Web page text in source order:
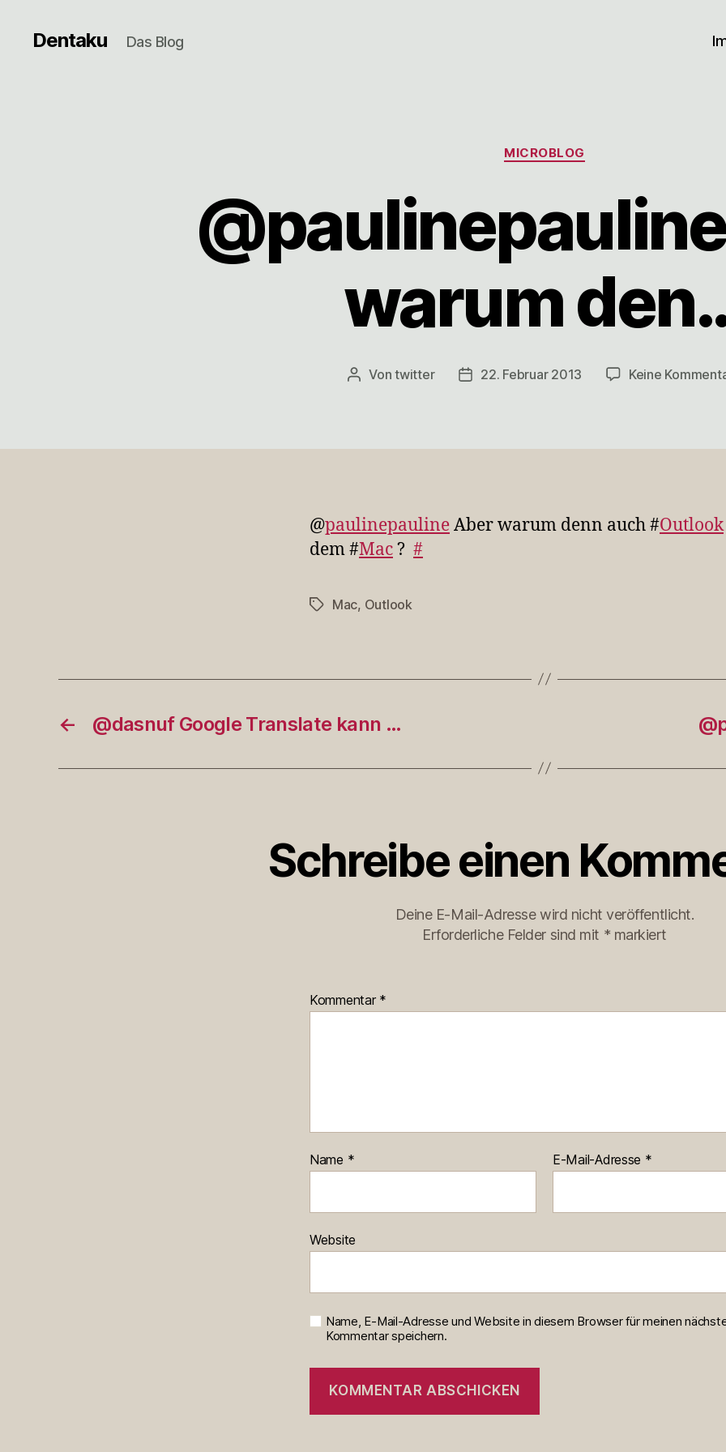
Dentaku Das Blog
Kategorien
MICROBLOG
warum
Beitragsautor
Vontwitter Veröffentlichungsdatum
22. Februar 2013 Keine
@paulinepaulineAber warum denn auch #Outlook
dem #Mac? #
Schlagwörter
Mac, Outlook
← @dasnuf Google Translate kann …
Schreibe einen
Deine E-Mail-Adresse wird nicht veröffentlicht.
Erforderliche Felder sind mit * markiert
Kommentar *
Name * E-Mail-Adresse *
Website
Name, E-Mail-Adresse und Website in diesem Browser für meinen
Kommentar speichern.